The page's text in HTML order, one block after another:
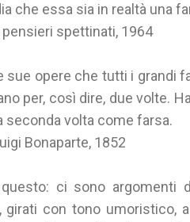
che essa sia in realtà una
pensieri spettinati, 1964
sue opere che tutti i grandi
per, così dire, due volte.
seconda volta come farsa.
Bonaparte, 1852
ci sono argomenti
girati con tono umoristico,